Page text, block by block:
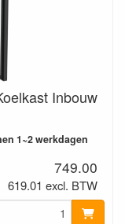
Inbouw
1~2 werkdagen
749.00
619.01 excl. BTW